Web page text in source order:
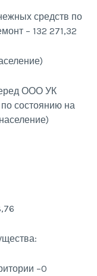
средств по
– 132 271,32
ООО УК
состоянию на
–0